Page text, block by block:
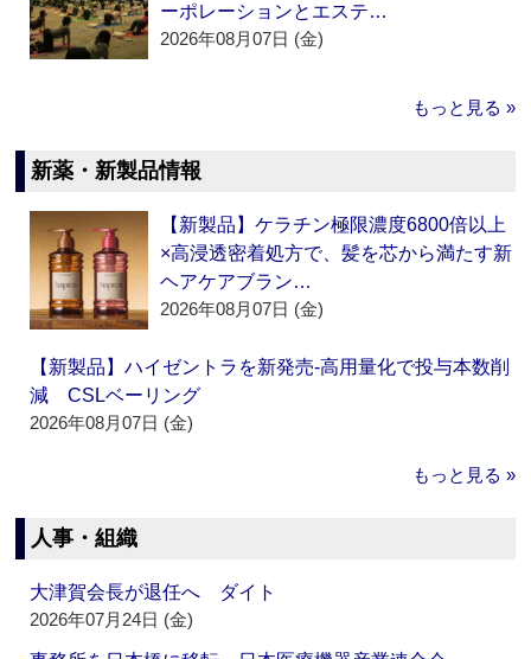
ーポレーションとエステ…
2026年08月07日 (金)
もっと見る »
新薬・新製品情報
【新製品】ケラチン極限濃度6800倍以上
×高浸透密着処方で、髪を芯から満たす新
ヘアケアブラン…
2026年08月07日 (金)
【新製品】ハイゼントラを新発売‐高用量化で投与本数削
減 CSLベーリング
2026年08月07日 (金)
もっと見る »
人事・組織
大津賀会長が退任へ ダイト
2026年07月24日 (金)